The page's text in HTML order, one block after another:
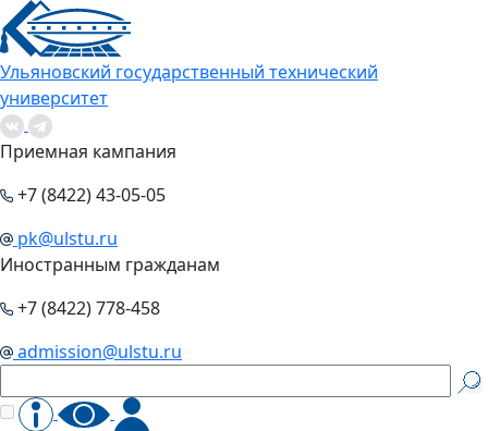
Ульяновский государственный технический
университет
Приемная кампания
+7 (8422) 43-05-05
pk@ulstu.ru
Иностранным гражданам
+7 (8422) 778-458
admission@ulstu.ru